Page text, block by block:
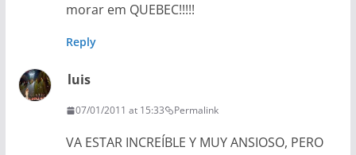
morar em QUEBEC!!!!!
Reply
luis
07/01/2011 at 15:33 Permalink
VA ESTAR INCREÍBLE Y MUY ANSIOSO, PERO